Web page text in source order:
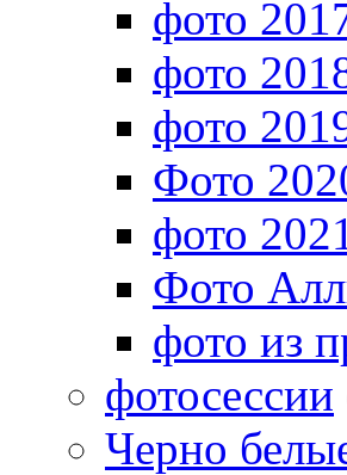
фото
фото
фото
Фото
фото 2021
Фото
фото из
фотосессии
Черно